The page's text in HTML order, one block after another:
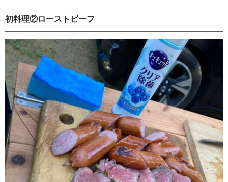
初料理②ローストビーフ